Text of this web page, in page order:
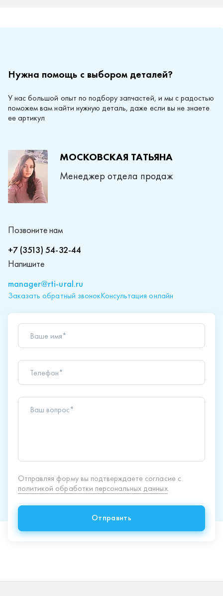
Нужна помощь с выбором деталей?
У нас большой опыт по подбору запчастей, и мы с радостью
поможем вам найти нужную деталь, даже если вы не знаете
ее артикул
МОСКОВСКАЯ ТАТЬЯНА
Менеджер отдела продаж
Позвоните нам
+7 (3513) 54-32-44
Напишите
manager@rti-ural.ru
Заказать обратный звонокКонсультация онлайн
Ваше имя*
Телефон*
Ваш вопрос*
Отправляя форму вы подтверждаете согласие с
политикой обработки персональных данных
Спецпредложения